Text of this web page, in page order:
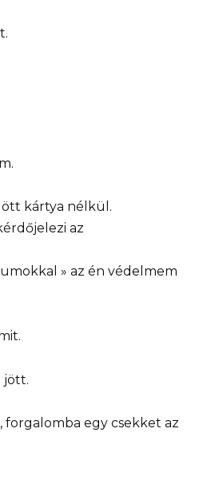
kártya nélkül.
az
» az én védelmem
jött.
forgalomba egy csekket az